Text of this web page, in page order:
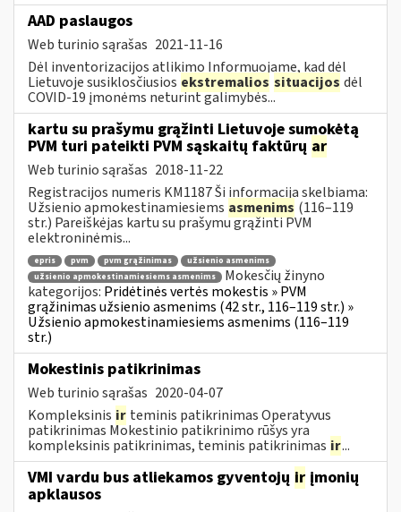
AAD paslaugos
Web turinio sąrašas 2021-11-16
Dėl inventorizacijos atlikimo Informuojame, kad dėl
Lietuvoje susiklosčiusios ekstremalios situacijos dėl
COVID-19 įmonėms neturint galimybės...
kartu su prašymu grąžinti Lietuvoje sumokėtą
PVM turi pateikti PVM sąskaitų faktūrų ar
Web turinio sąrašas 2018-11-22
Registracijos numeris KM1187 Ši informacija skelbiama:
Užsienio apmokestinamiesiems asmenims (116–119
str.) Pareiškėjas kartu su prašymu grąžinti PVM
elektroninėmis...
epris pvm pvm grąžinimas
užsienio asmenims
užsienio apmokestinamiesiems asmenims
Mokesčių žinyno
kategorijos: Pridėtinės vertės mokestis » PVM
grąžinimas užsienio asmenims (42 str., 116–119 str.) »
Užsienio apmokestinamiesiems asmenims (116–119
str.)
Mokestinis patikrinimas
Web turinio sąrašas 2020-04-07
Kompleksinis ir teminis patikrinimas Operatyvus
patikrinimas Mokestinio patikrinimo rūšys yra
kompleksinis patikrinimas, teminis patikrinimas ir...
VMI vardu bus atliekamos gyventojų ir įmonių
apklausos